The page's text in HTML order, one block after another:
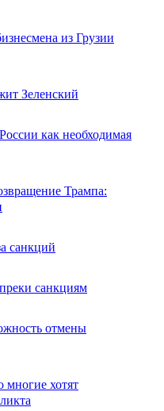
из Грузии
Зеленский
как необходимая
Трампа:
санкций
санкциям
отмены
многие хотят